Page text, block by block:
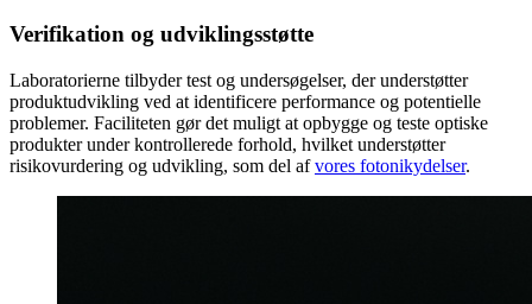
Verifikation og udviklingsstøtte
Laboratorierne tilbyder test og undersøgelser, der understøtter
produktudvikling ved at identificere performance og potentielle
problemer. Faciliteten gør det muligt at opbygge og teste optiske
produkter under kontrollerede forhold, hvilket understøtter
risikovurdering og udvikling, som del afvores fotonikydelser.